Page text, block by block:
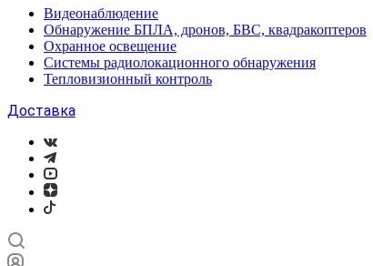
Видеонаблюдение
Обнаружение БПЛА, дронов, БВС, квадракоптеров
Охранное освещение
Системы радиолокационного обнаружения
Тепловизионный контроль
Доставка